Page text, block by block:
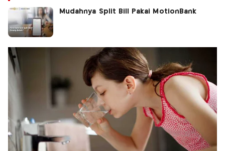
Mudahnya Split Bill Pakai MotionBank